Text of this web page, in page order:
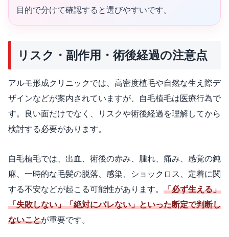
目的で分けて確認すると選びやすいです。
リスク・副作用・術後経過の注意点
アルモ形成クリニックでは、高密度植毛や自然な生え際デ
ザインなどが案内されていますが、自毛植毛は医療行為で
す。良い面だけでなく、リスクや術後経過を理解してから
検討する必要があります。
自毛植毛では、出血、術後の赤み、腫れ、痛み、感覚の鈍
麻、一時的な毛髪の脱落、感染、ショックロス、定着に関
する不安などが起こる可能性があります。 「必ず生える」
「失敗しない」「絶対にバレない」といった断定で判断し
ないことが重要です。